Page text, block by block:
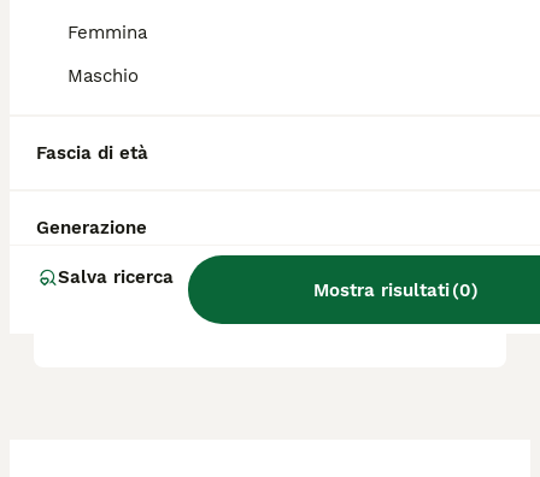
Femmina
Maschio
Fascia di età
Generazione
Salva ricerca
Mostra risultati(0)
Il segugio è aggressivo?
vive?
Dove si possono trovare gli
allevamenti di segugio
dell'Appennino?